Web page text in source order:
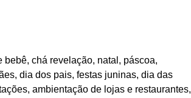
chá revelação, natal, páscoa,
dia dos pais, festas juninas, dia das
ambientação de lojas e restaurantes,